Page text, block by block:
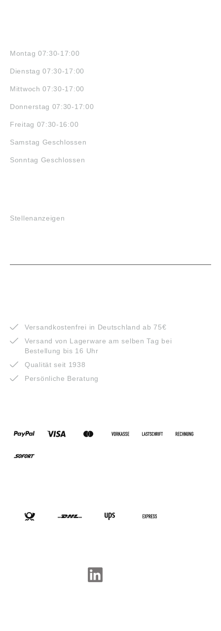
Montag 07:30-17:00
Dienstag 07:30-17:00
Mittwoch 07:30-17:00
Donnerstag 07:30-17:00
Freitag 07:30-16:00
Samstag Geschlossen
Sonntag Geschlossen
Stellenanzeigen
Versandkostenfrei in Deutschland ab 75€
Versand von Lagerware am selben Tag bei
Bestellung bis 16 Uhr
Qualität seit 1938
Persönliche Beratung